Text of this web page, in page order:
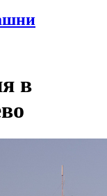
в